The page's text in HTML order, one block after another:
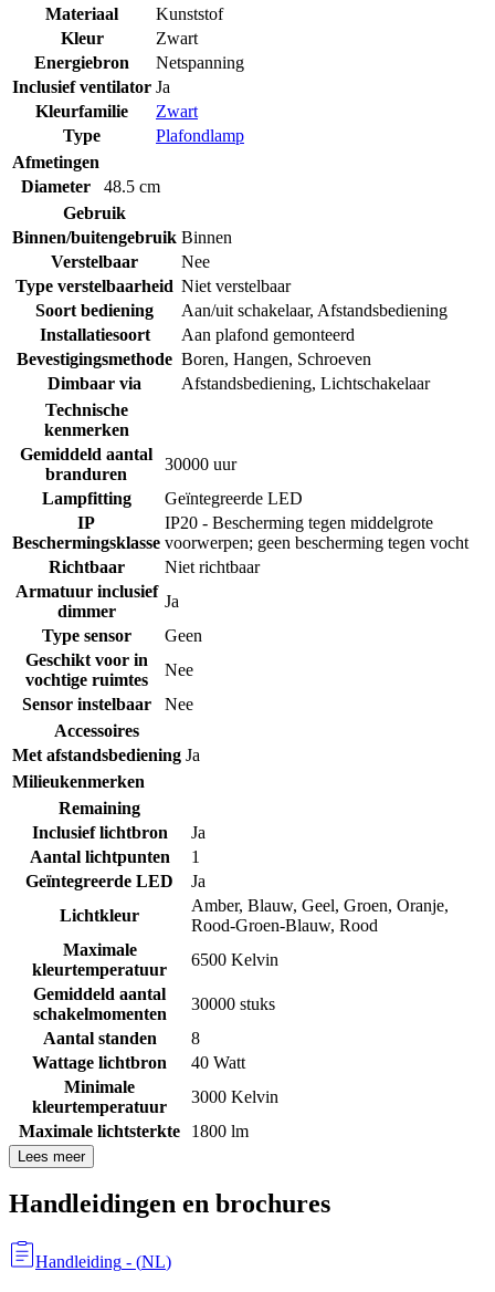
Materiaal
Kunststof
Kleur
Zwart
Energiebron
Netspanning
Inclusief ventilator Ja
Kleurfamilie
Zwart
Type
Plafondlamp
Afmetingen
Diameter
48.5 cm
Gebruik
Binnen/buitengebruik Binnen
Verstelbaar
Nee
Type verstelbaarheid Niet verstelbaar
Soort bediening
Aan/uit schakelaar, Afstandsbediening
Installatiesoort
Aan plafond gemonteerd
Bevestigingsmethode Boren, Hangen, Schroeven
Dimbaar via
Afstandsbediening, Lichtschakelaar
Technische
kenmerken
Gemiddeld aantal
branduren
30000 uur
Lampfitting
Geïntegreerde LED
IP
Beschermingsklasse
IP20 - Bescherming tegen middelgrote
voorwerpen; geen bescherming tegen vocht
Richtbaar
Niet richtbaar
Armatuur inclusief
dimmer
Ja
Type sensor
Geen
Geschikt voor in
vochtige ruimtes
Nee
Sensor instelbaar
Nee
Accessoires
Met afstandsbediening Ja
Milieukenmerken
Remaining
Inclusief lichtbron
Ja
Aantal lichtpunten
1
Geïntegreerde LED
Ja
Lichtkleur
Amber, Blauw, Geel, Groen, Oranje,
Rood-Groen-Blauw, Rood
Maximale
kleurtemperatuur
6500 Kelvin
Gemiddeld aantal
schakelmomenten
30000 stuks
Aantal standen
8
Wattage lichtbron
40 Watt
Minimale
kleurtemperatuur
3000 Kelvin
Maximale lichtsterkte
1800 lm
Lees meer
Handleidingen en brochures
Handleiding - (NL)